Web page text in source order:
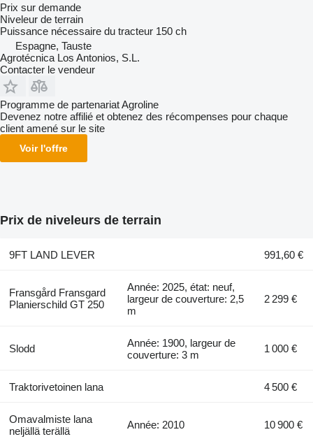
Prix sur demande
Niveleur de terrain
Puissance nécessaire du tracteur 150 ch
Espagne, Tauste
Agrotécnica Los Antonios, S.L.
Contacter le vendeur
Programme de partenariat Agroline
Devenez notre affilié et obtenez des récompenses pour chaque
client amené sur le site
Voir l'offre
Prix de niveleurs de terrain
9FT LAND LEVER 991,60 €
Fransgård Fransgard
Planierschild GT 250
Année: 2025, état: neuf,
largeur de couverture: 2,5
m
2 299 €
Slodd
Année: 1900, largeur de
couverture: 3 m
1 000 €
Traktorivetoinen lana 4 500 €
Omavalmiste lana
neljällä terällä
Année: 2010 10 900 €